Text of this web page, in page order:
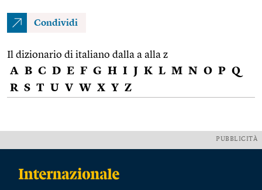
Condividi
Il dizionario di italiano dalla a alla z
A B C D E F G H I J K L M N O P Q
R S T U V W X Y Z
PUBBLICITÀ